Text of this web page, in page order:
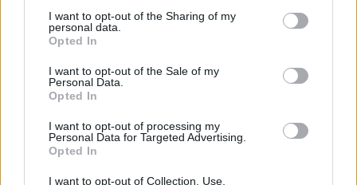
I want to opt-out of the Sharing of my
personal data.
Opted In
I want to opt-out of the Sale of my
Personal Data.
Opted In
I want to opt-out of processing my
Personal Data for Targeted Advertising.
Opted In
I want to opt-out of Collection, Use,
Ajax zet grote stap richting volgende ronde na
Ajax - Vojvodina
Vaart en Sylvie Meis door de jaren heen